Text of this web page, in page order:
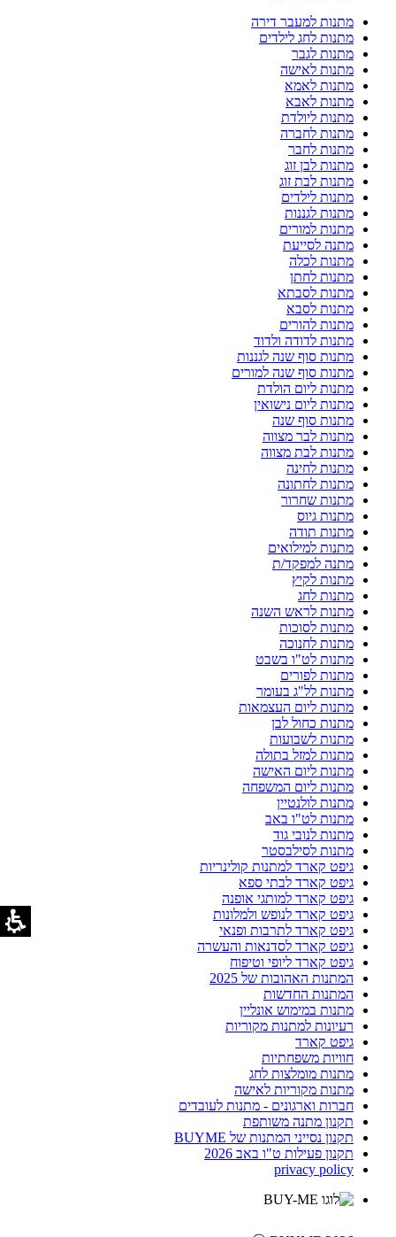
מתנות למעבר דירה
מתנות לחג לילדים
מתנות לגבר
מתנות לאישה
מתנות לאמא
מתנות לאבא
מתנות ליולדת
מתנות לחברה
מתנות לחבר
מתנות לבן זוג
מתנות לבת זוג
מתנות לילדים
מתנות לגננות
מתנות למורים
מתנה לסייעת
מתנות לכלה
מתנות לחתן
מתנות לסבתא
מתנות לסבא
מתנות להורים
מתנות לדודה ולדוד
מתנות סוף שנה לגננות
מתנות סוף שנה למורים
מתנות ליום הולדת
מתנות ליום נישואין
מתנות סוף שנה
מתנות לבר מצווה
מתנות לבת מצווה
מתנות לחינה
מתנות לחתונה
מתנות שחרור
מתנות גיוס
מתנות תודה
מתנות למילואים
מתנה למפקד/ת
מתנות לקיץ
מתנות לחג
מתנות לראש השנה
מתנות לסוכות
מתנות לחנוכה
מתנות לט"ו בשבט
מתנות לפורים
מתנות לל"ג בעומר
מתנות ליום העצמאות
מתנות כחול לבן
מתנות לשבועות
מתנות למזל בתולה
מתנות ליום האישה
מתנות ליום המשפחה
מתנות לולנטיין
מתנות לט"ו באב
מתנות לנובי גוד
מתנות לסילבסטר
גיפט קארד למתנות קולינריות
גיפט קארד לבתי ספא
גיפט קארד למותגי אופנה
גיפט קארד לנופש ולמלונות
גיפט קארד לתרבות ופנאי
גיפט קארד לסדנאות והעשרה
גיפט קארד ליופי וטיפוח
המתנות האהובות של 2025
המתנות החדשות
מתנות במימוש אונליין
רעיונות למתנות מקוריות
גיפט קארד
חוויות משפחתיות
מתנות מומלצות לחג
מתנות מקוריות לאישה
חברות וארגונים - מתנות לעובדים
תקנון מתנה משותפת
תקנון נסייני המתנות של BUYME
תקנון פעילות ט"ו באב 2026
privacy policy